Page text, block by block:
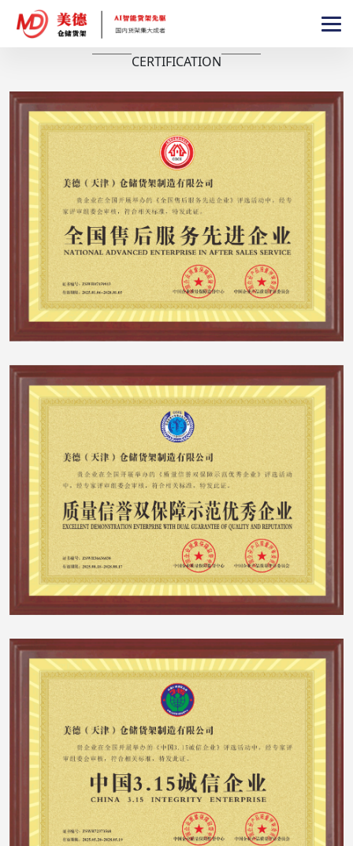
荣誉证书
CERTIFICATION